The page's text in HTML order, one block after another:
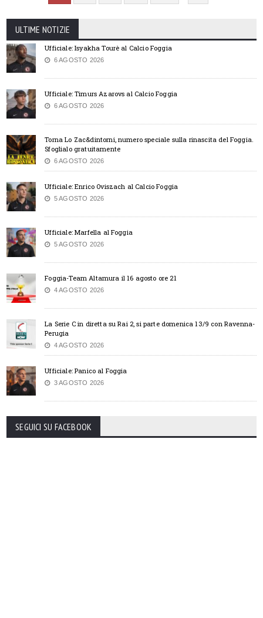
ULTIME NOTIZIE
Ufficiale: Isyakha Tourè al Calcio Foggia
6 AGOSTO 2026
Ufficiale: Timurs Azarovs al Calcio Foggia
6 AGOSTO 2026
Torna Lo Zac&dintorni, numero speciale sulla rinascita del Foggia.
Sfoglialo gratuitamente
6 AGOSTO 2026
Ufficiale: Enrico Oviszach al Calcio Foggia
5 AGOSTO 2026
Ufficiale: Marfella al Foggia
5 AGOSTO 2026
Foggia-Team Altamura il 16 agosto ore 21
4 AGOSTO 2026
La Serie C in diretta su Rai 2, si parte domenica 13/9 con Ravenna-
Perugia
4 AGOSTO 2026
Ufficiale: Panico al Foggia
3 AGOSTO 2026
SEGUICI SU FACEBOOK